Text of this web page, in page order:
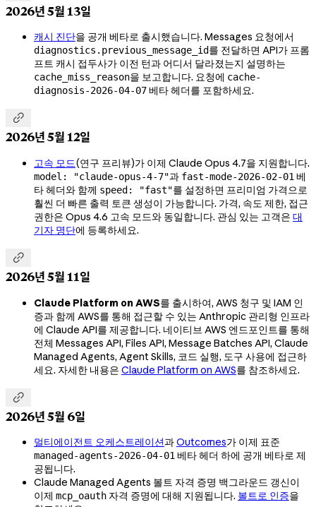
2026년 5월 13일
캐시 진단을 공개 베타로 출시했습니다. Messages 요청에서
diagnostics.previous_message_id를 전달하면 API가 프롬
프트 캐시 접두사가 이전 턴과 어디서 달라졌는지 설명하는
cache_miss_reason을 보고합니다. 요청에 cache-
diagnosis-2026-04-07베타 헤더를 포함하세요.

2026년 5월 12일
고속 모드(연구 프리뷰)가 이제 Claude Opus 4.7을 지원합니다.
model: "claude-opus-4-7"과 fast-mode-2026-02-01 베
타 헤더와 함께 speed: "fast"를 설정하면 프리미엄 가격으로
훨씬 더 빠른 출력 토큰 생성이 가능합니다. 가격, 속도 제한, 접근
권한은 Opus 4.6 고속 모드와 동일합니다. 관심 있는 고객은 대
기자 명단에 등록하세요.

2026년 5월 11일
Claude Platform on AWS를 출시하여, AWS 청구 및 IAM 인
증과 함께 AWS를 통해 접근할 수 있는 Anthropic 관리형 인프라
에 Claude API를 제공합니다. 네이티브 AWS 엔드포인트를 통해
전체 Messages API, Files API, Message Batches API, Claude
Managed Agents, Agent Skills, 코드 실행, 도구 사용에 접근하
세요. 자세한 내용은 Claude Platform on AWS를 참조하세요.

2026년 5월 6일
멀티에이전트 오케스트레이션과Outcomes가 이제 표준
managed-agents-2026-04-01베타 헤더 하에 공개 베타로 제
공됩니다.
Claude Managed Agents 볼트 자격 증명 백그라운드 갱신이
이제 mcp_oauth 자격 증명에 대해 지원됩니다. 볼트로 인증을